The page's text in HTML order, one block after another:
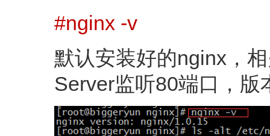
#nginx -v
默认安装好的nginx，
Server监听80端口，版